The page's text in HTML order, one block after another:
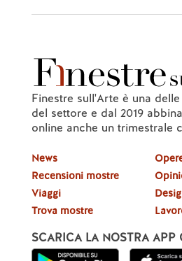
Finestre sull'Arte è una
del settore e dal 2019
online anche un trimestrale
News
Recensioni mostre
Viaggi
Trova mostre
SCARICA LA NOSTRA APP